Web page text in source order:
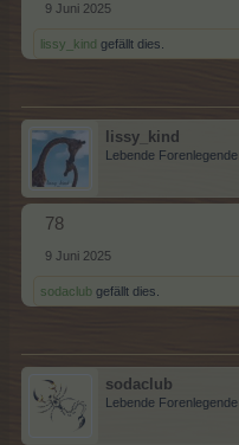
9 Juni 2025
lissy_kind gefällt dies.
lissy_kind
Lebende Forenlegende
78
9 Juni 2025
sodaclub gefällt dies.
sodaclub
Lebende Forenlegende